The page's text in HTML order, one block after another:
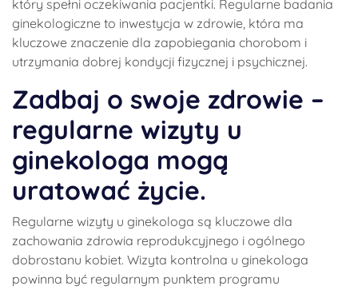
który spełni oczekiwania pacjentki. Regularne badania
ginekologiczne to inwestycja w zdrowie, która ma
kluczowe znaczenie dla zapobiegania chorobom i
utrzymania dobrej kondycji fizycznej i psychicznej.
Zadbaj o swoje zdrowie –
regularne wizyty u
ginekologa mogą
uratować życie.
Regularne wizyty u ginekologa są kluczowe dla
zachowania zdrowia reprodukcyjnego i ogólnego
dobrostanu kobiet. Wizyta kontrolna u ginekologa
powinna być regularnym punktem programu